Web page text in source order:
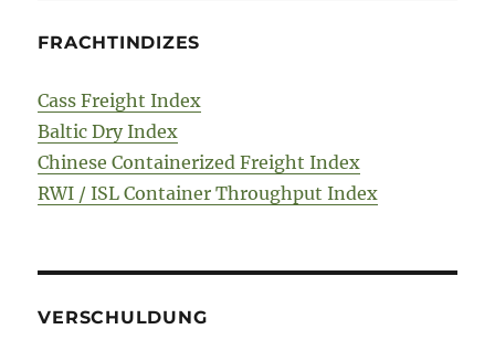
FRACHTINDIZES
Cass Freight Index
Baltic Dry Index
Chinese Containerized Freight Index
RWI / ISL Container Throughput Index
VERSCHULDUNG